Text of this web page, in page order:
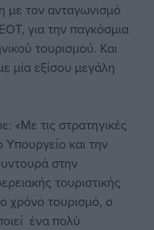
με τον ανταγωνισμό
για την παγκόσμια
τουρισμού. Και
μία εξίσου μεγάλη
«Με τις στρατηγικές
και την
στην
τουριστικής
χρόνο τουρισμό, ο
ένα πολύ